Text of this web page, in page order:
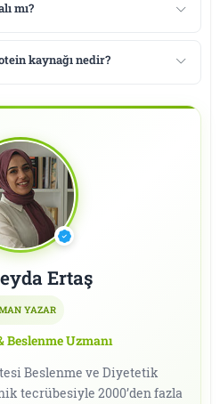
mı?
kaynağı nedir?
Ertaş
YAZAR
Uzmanı
Beslenme ve Diyetetik
tecrübesiyle 2000’den fazla